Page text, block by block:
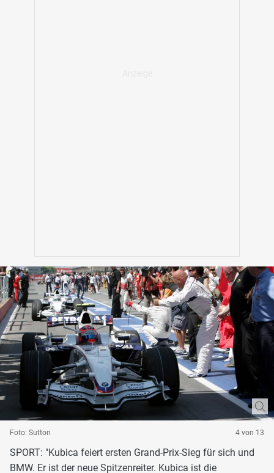
Foto: Sutton 4 von 13
SPORT: "Kubica feiert ersten Grand-Prix-Sieg für sich und
BMW. Er ist der neue Spitzenreiter. Kubica ist die